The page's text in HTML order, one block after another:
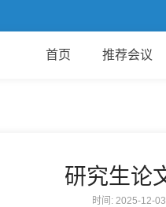
首页 推荐会议
研究生论
时间: 2025-12-